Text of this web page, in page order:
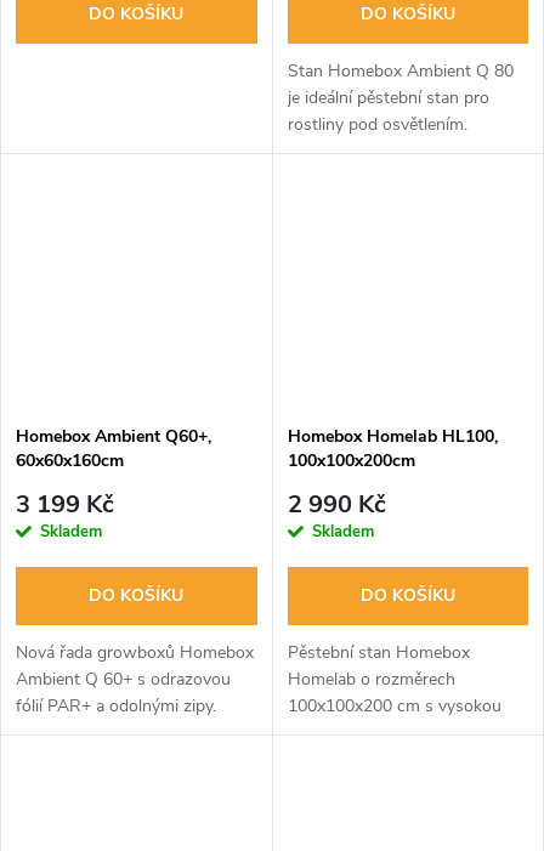
DO KOŠÍKU DO KOŠÍKU
Stan Homebox Ambient Q 80
je ideální pěstební stan pro
rostliny pod osvětlením.
Poskytuje ideální prostor a
Homebox Ambient Q60+,
60x60x160cm
3 199 Kč
Skladem
DO KOŠÍKU
Nová řada growboxů Homebox
Ambient Q 60+ s odrazovou
fólií PAR+ a odolnými zipy.
Velmi odolné a praktické. Ideální
Homebox Homelab HL100,
100x100x200cm
2 990 Kč
Skladem
DO KOŠÍKU
Pěstební stan Homebox
Homelab o rozměrech
100x100x200 cm s vysokou
odrazivostí a izolací tepla.